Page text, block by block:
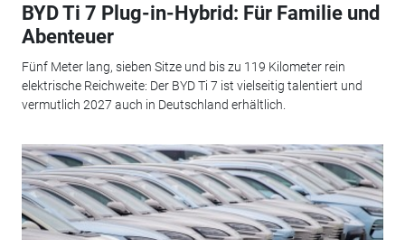
BYD Ti 7 Plug-in-Hybrid: Für Familie und
Abenteuer
Fünf Meter lang, sieben Sitze und bis zu 119 Kilometer rein
elektrische Reichweite: Der BYD Ti 7 ist vielseitig talentiert und
vermutlich 2027 auch in Deutschland erhältlich.